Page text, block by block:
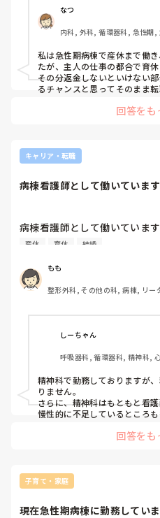
正直妊活する頃から辞めたい
し費用や奨学金返済などで多
人1人の力では少し不安な現
妊娠はまだ経験がないのです
うか？また悪阻が酷くても働
看護師は流産や早産率も高く
し、産休に入られてました。
いです。
なつ
内科, 外科, 循環器科, 急性期,
私は急性期病棟で産休まで働
たが、主人の仕事の都合で育
その分返金しないといけない
るチャンスと思ってそのまま転
私は妊娠初期から切迫気味で
談して夜勤も組んでもらえると
妊娠してみないと分からない
は妊娠を機に退職することも
退職し、ほぼワンオペ育児の
保育がないところだったら保
いので、その分大変かなと思い
回答をも
キャリア・転職
病棟看護師として働いていま
病棟看護師として働いています
IgA腎症の治療中であること
今度結婚することになり通え
両立は難しく持病のこともあ
彼や両親も体調のことを考え
働いて欲しいと言ってくれてい
今後産休や育休のことを考え
神科の病棟での勤務がいいの
のか悩んでいます。アドバイ
産休 育休 結婚
もも
整形外科, その他の科, 病棟, リー
しーちゃん
呼吸器科, 循環器科, 精神科,
精神科で勤務しておりますが
りません。
さらに、精神科はもともと看
慢性的に不足しているところ
クリニックにしても病院にし
回答をも
子育て・家庭
現在急性期病棟に勤務してい